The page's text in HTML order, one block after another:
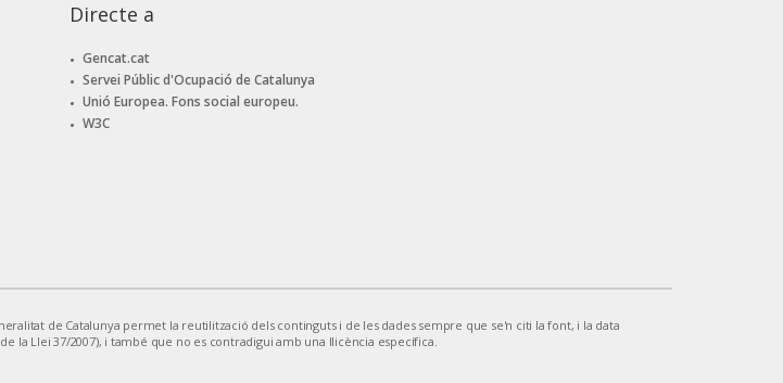
Directe a
Gencat.cat
Servei Públic d'Ocupació de Catalunya
Unió Europea. Fons social europeu.
W3C
de Catalunya permet la reutilització dels continguts i de les dades sempre que se'n citi la font, i la data
la Llei 37/2007), i també que no es contradigui amb una llicència específica.